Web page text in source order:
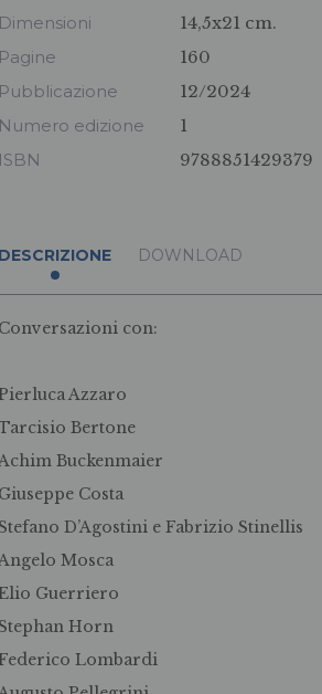
Dimensioni
14,5x21 cm.
Pagine
160
Pubblicazione
12/2024
Numero edizione
1
ISBN
9788851429379
DESCRIZIONE DOWNLOAD
Conversazioni con:
Azzaro
Bertone
Buckenmaier
Giuseppe Costa
D’Agostini e Fabrizio Stinellis
Mosca
Guerriero
Horn
Lombardi